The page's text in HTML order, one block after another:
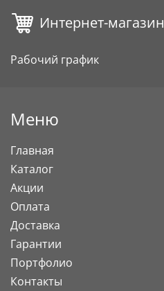
Интернет-магазин
Рабочий график
Меню
Главная
Каталог
Акции
Оплата
Доставка
Гарантии
Портфолио
Контакты